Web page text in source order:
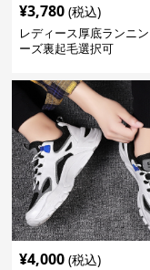
¥3,780 (税込)
レディース厚底ランニ
ーズ裏起毛選択可
¥4,000 (税込)